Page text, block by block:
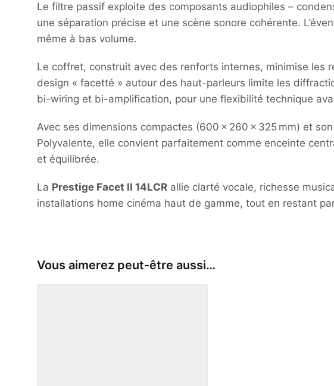
Le filtre passif exploite des composants audiophiles –
une séparation précise et une scène sonore cohérente.
même à bas volume.
Le coffret, construit avec des renforts internes, minimise les
design « facetté » autour des haut-parleurs limite les
bi-wiring et bi-amplification, pour une flexibilité technique
Avec ses dimensions compactes (600 × 260 × 325 mm) et
Polyvalente, elle convient parfaitement comme enceinte
et équilibrée.
La Prestige Facet II 14LCR allie clarté vocale, richesse
installations home cinéma haut de gamme, tout en restant
Vous aimerez peut-être aussi…